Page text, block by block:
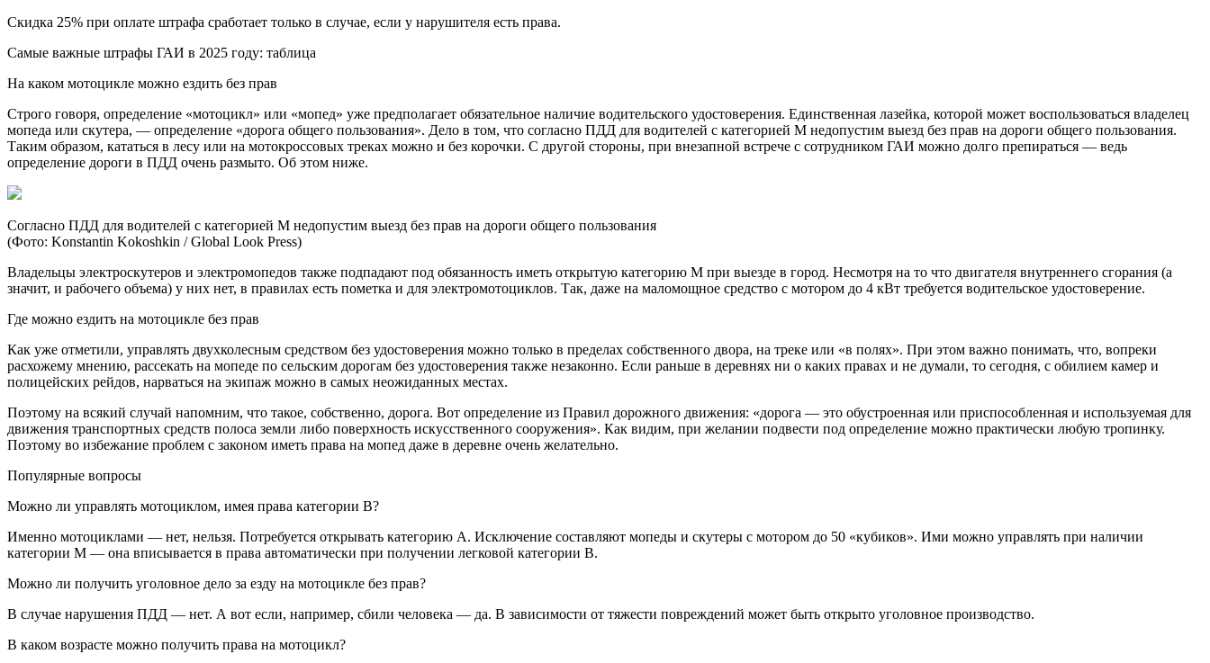
Скидка 25% при оплате штрафа сработает только в случае, если у нарушителя есть права.
Самые важные штрафы ГАИ в 2025 году: таблица
На каком мотоцикле можно ездить без прав
Строго говоря, определение «мотоцикл» или «мопед» уже предполагает обязательное наличие водительского удостоверения. Единственная лазейка, которой может воспользоваться владелец
мопеда или скутера, — определение «дорога общего пользования». Дело в том, что согласно ПДД для водителей с категорией М недопустим выезд без прав на дороги общего пользования.
Таким образом, кататься в лесу или на мотокроссовых треках можно и без корочки. С другой стороны, при внезапной встрече с сотрудником ГАИ можно долго препираться — ведь
определение дороги в ПДД очень размыто. Об этом ниже.
Согласно ПДД для водителей с категорией М недопустим выезд без прав на дороги общего пользования
(Фото: Konstantin Kokoshkin / Global Look Press)
Владельцы электроскутеров и электромопедов также подпадают под обязанность иметь открытую категорию М при выезде в город. Несмотря на то что двигателя внутреннего сгорания (а
значит, и рабочего объема) у них нет, в правилах есть пометка и для электромотоциклов. Так, даже на маломощное средство с мотором до 4 кВт требуется водительское удостоверение.
Где можно ездить на мотоцикле без прав
Как уже отметили, управлять двухколесным средством без удостоверения можно только в пределах собственного двора, на треке или «в полях». При этом важно понимать, что, вопреки
расхожему мнению, рассекать на мопеде по сельским дорогам без удостоверения также незаконно. Если раньше в деревнях ни о каких правах и не думали, то сегодня, с обилием камер и
полицейских рейдов, нарваться на экипаж можно в самых неожиданных местах.
Поэтому на всякий случай напомним, что такое, собственно, дорога. Вот определение из Правил дорожного движения: «дорога — это обустроенная или приспособленная и используемая для
движения транспортных средств полоса земли либо поверхность искусственного сооружения». Как видим, при желании подвести под определение можно практически любую тропинку.
Поэтому во избежание проблем с законом иметь права на мопед даже в деревне очень желательно.
Популярные вопросы
Можно ли управлять мотоциклом, имея права категории В?
Именно мотоциклами — нет, нельзя. Потребуется открывать категорию А. Исключение составляют мопеды и скутеры с мотором до 50 «кубиков». Ими можно управлять при наличии
категории М — она вписывается в права автоматически при получении легковой категории В.
Можно ли получить уголовное дело за езду на мотоцикле без прав?
В случае нарушения ПДД — нет. А вот если, например, сбили человека — да. В зависимости от тяжести повреждений может быть открыто уголовное производство.
В каком возрасте можно получить права на мотоцикл?